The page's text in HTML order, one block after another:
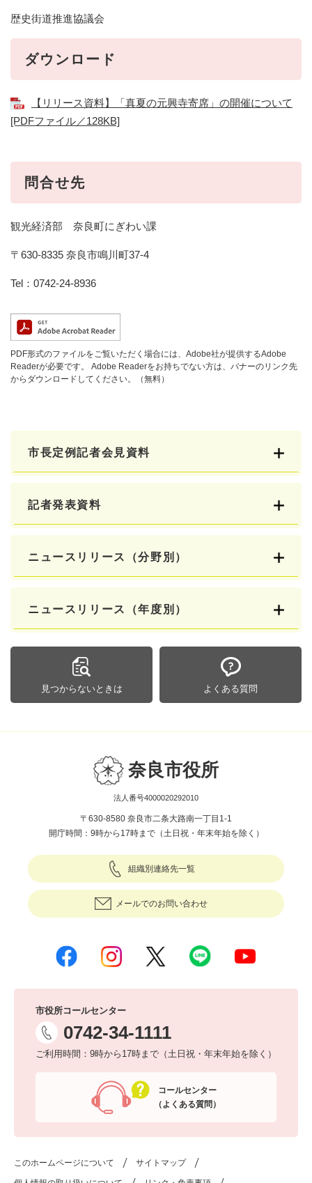
歴史街道推進協議会
ダウンロード
【リリース資料】「真夏の元興寺寄席」の開催について
[PDFファイル／128KB]
問合せ先
観光経済部 奈良町にぎわい課
〒630-8335 奈良市鳴川町37-4
Tel：0742-24-8936
PDF形式のファイルをご覧いただく場合には、Adobe社が提供するAdobe
Readerが必要です。
Adobe Readerをお持ちでない方は、バナーのリンク先
からダウンロードしてください。（無料）
市長定例記者会見資料
記者発表資料
ニュースリリース（分野別）
ニュースリリース（年度別）
見つからないときは よくある質問
奈良市役所
法人番号4000020292010
〒630-8580 奈良市二条大路南一丁目1-1
開庁時間：9時から17時まで（土日祝・年末年始を除く）
組織別連絡先一覧
メールでのお問い合わせ
市役所コールセンター
0742-34-1111
ご利用時間：9時から17時まで（土日祝・年末年始を除く）
コールセンター
（よくある質問）
このホームページについて サイトマップ